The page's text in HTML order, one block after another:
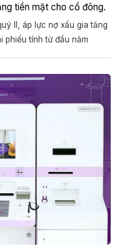
tiền mặt cho cổ đông.
II, áp lực nợ xấu gia tăng
phiếu tính từ đầu năm